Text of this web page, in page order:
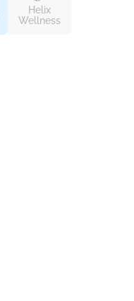
Helix
Wellness